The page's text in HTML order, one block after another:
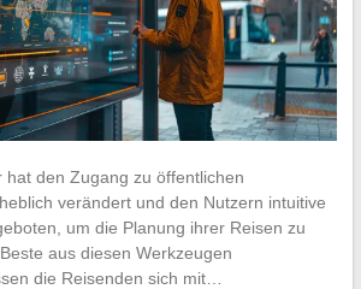
hat den Zugang zu öffentlichen
verändert und den Nutzern intuitive
um die Planung ihrer Reisen zu
aus diesen Werkzeugen
die Reisenden sich mit…